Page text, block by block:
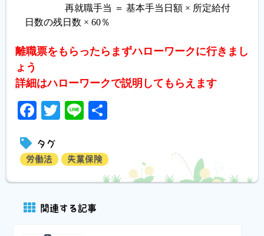
再就職手当 ＝ 基本手当日額 × 所定給付
日数の残日数 × 60％
離職票をもらったらまずハローワークに行きまし
ょう
詳細はハローワークで説明してもらえます
Facebook
Twitter
Line
タグ
労働法 失業保険
関連する記事